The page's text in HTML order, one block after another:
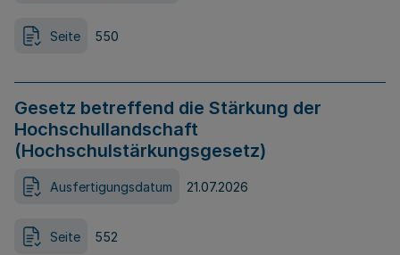
Seite 550
Gesetz betreffend die Stärkung der
Hochschullandschaft
(Hochschulstärkungsgesetz)
Ausfertigungsdatum 21.07.2026
Seite 552